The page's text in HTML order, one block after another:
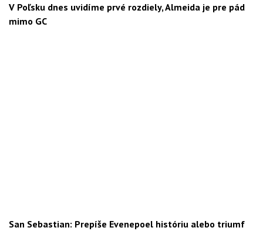
V Poľsku dnes uvidíme prvé rozdiely, Almeida je pre pád
mimo GC
San Sebastian: Prepíše Evenepoel históriu alebo triumf